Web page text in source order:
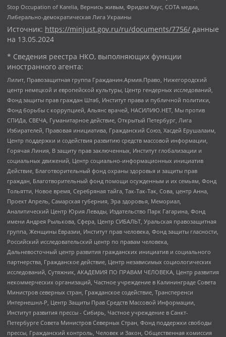
Stop Occupation of Karelia, Вернись живым, Фридом Хаус, СОТА медиа,
Либерально-демократическая Лига Украины
Источник: https://minjust.gov.ru/ru/documents/7756/ данные
на 13.05.2024
* Сведения реестра НКО, выполняющих функции
иностранного агента:
Лилит, Правозащитная группа Гражданин.Армия.Право, Нижегородский
центр немецкой и европейской культуры, Центр гендерных исследований,
Фонд защиты прав граждан Штаб, Институт права и публичной политики,
Фонд борьбы с коррупцией, Альянс врачей, НАСИЛИЮ.НЕТ, Мы против
СПИДа, СВЕЧА, Гуманитарное действие, Открытый Петербург, Лига
Избирателей, Правовая инициатива, Гражданский Союз, Хасдей Ерушалаим,
Центр поддержки и содействия развитию средств массовой информации,
Горячая Линия, В защиту прав заключенных, Институт глобализации и
социальных движений, Центр социально-информационных инициатив
Действие, Благотворительный фонд охраны здоровья и защиты прав
граждан, Благотворительный фонд помощи осужденным и их семьям, Фонд
Тольятти, Новое время, Серебряная тайга, Так-Так-Так, Сова, центр Анна,
Проект Апрель, Самарская губерния, Эра здоровья, Мемориал,
Аналитический Центр Юрия Левады, Издательство Парк Гагарина, Фонд
имени Андрея Рылькова, Сфера, Центр СИБАЛЬТ, Уральская правозащитная
группа, Женщины Евразии, Институт прав человека, Фонд защиты гласности,
Российский исследовательский центр по правам человека,
Дальневосточный центр развития гражданских инициатив и социального
партнерства, Гражданское действие, Центр независимых социологических
исследований, Сутяжник, АКАДЕМИЯ ПО ПРАВАМ ЧЕЛОВЕКА, Центр развития
некоммерческих организаций, Частное учреждение в Калининграде Совета
Министров северных стран, Гражданское содействие, Трансперенси
Интернешнл-Р, Центр Защиты Прав Средств Массовой Информации,
Институт развития прессы - Сибирь, Частное учреждение в Санкт-
Петербурге Совета Министров Северных Стран, Фонд поддержки свободы
прессы, Гражданский контроль, Человек и Закон, Общественная комиссия